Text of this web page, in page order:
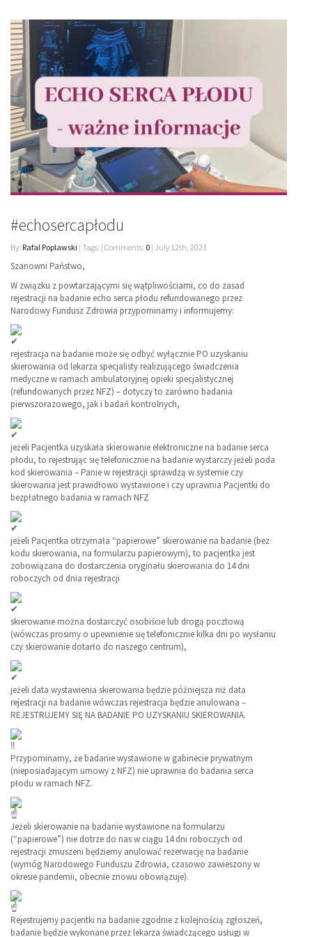
#echosercapłodu
By: Rafal Poplawski | Tags: | Comments: 0 | July 12th, 2023
Szanowni Państwo,
W związku z powtarzającymi się wątpliwościami, co do zasad
rejestracji na badanie echo serca płodu refundowanego przez
Narodowy Fundusz Zdrowia przypominamy i informujemy:
rejestracja na badanie może się odbyć wyłącznie PO uzyskaniu
skierowania od lekarza specjalisty realizującego świadczenia
medyczne w ramach ambulatoryjnej opieki specjalistycznej
(refundowanych przez NFZ) – dotyczy to zarówno badania
pierwszorazowego, jak i badań kontrolnych,
jeżeli Pacjentka uzyskała skierowanie elektroniczne na badanie serca
płodu, to rejestrując się telefonicznie na badanie wystarczy jeżeli poda
kod skierowania – Panie w rejestracji sprawdzą w systemie czy
skierowania jest prawidłowo wystawione i czy uprawnia Pacjentki do
bezpłatnego badania w ramach NFZ
jeżeli Pacjentka otrzymała “papierowe” skierowanie na badanie (bez
kodu skierowania, na formularzu papierowym), to pacjentka jest
zobowiązana do dostarczenia oryginału skierowania do 14 dni
roboczych od dnia rejestracji
skierowanie można dostarczyć osobiście lub drogą pocztową
(wówczas prosimy o upewnienie się telefonicznie kilka dni po wysłaniu
czy skierowanie dotarło do naszego centrum),
jeżeli data wystawienia skierowania będzie późniejsza niż data
rejestracji na badanie wówczas rejestracja będzie anulowana –
REJESTRUJEMY SIĘ NA BADANIE PO UZYSKANIU SKIEROWANIA.
Przypominamy, że badanie wystawione w gabinecie prywatnym
(nieposiadającym umowy z NFZ) nie uprawnia do badania serca
płodu w ramach NFZ.
Jeżeli skierowanie na badanie wystawione na formularzu
(“papierowe”) nie dotrze do nas w ciągu 14 dni roboczych od
rejestracji zmuszeni będziemy anulować rezerwację na badanie
(wymóg Narodowego Funduszu Zdrowia, czasowo zawieszony w
okresie pandemii, obecnie znowu obowiązuje).
Rejestrujemy pacjentki na badanie zgodnie z kolejnością zgłoszeń,
badanie będzie wykonane przez lekarza świadczącego usługi w